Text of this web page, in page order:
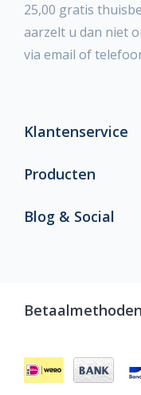
25,00 gratis
aarzelt u dan niet
via email of
Klantenservice
Producten
Blog & Social
Betaalmethoden